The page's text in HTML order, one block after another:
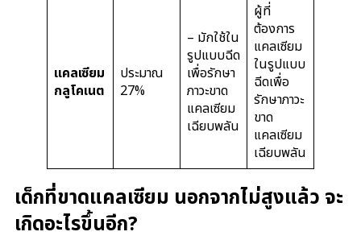
แคลเซียม
กลูโคเนต
ประมาณ
27%
– มักใช้ใน
รูปแบบฉีด
เพื่อรักษา
ภาวะขาด
แคลเซียม
เฉียบพลัน
ผู้ที่
ต้องการ
แคลเซียม
ในรูปแบบ
ฉีดเพื่อ
รักษาภาวะ
ขาด
แคลเซียม
เฉียบพลัน
เด็กที่ขาดแคลเซียม นอกจากไม่สูงแล้ว จะ
เกิดอะไรขึ้นอีก?